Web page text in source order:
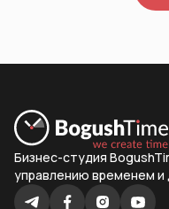
Бизнес-студия
управлению временем